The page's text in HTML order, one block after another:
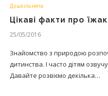
Дошкільнята
Цікаві факти про
25/05/2016
Знайомство з природою
дитинства. І часто дітям
Давайте розвіємо декілька…